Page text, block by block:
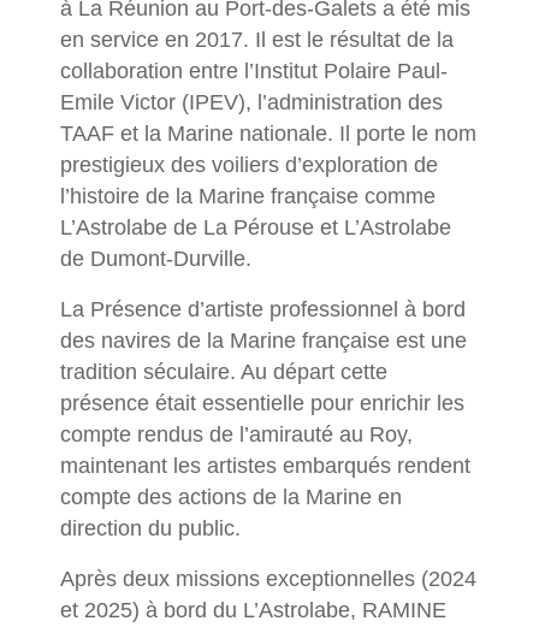
à La Réunion au Port-des-Galets a été mis
en service en 2017. Il est le résultat de la
collaboration entre l’Institut Polaire Paul-
Emile Victor (IPEV), l’administration des
TAAF et la Marine nationale. Il porte le nom
prestigieux des voiliers d’exploration de
l’histoire de la Marine française comme
L’Astrolabe de La Pérouse et L’Astrolabe
de Dumont-Durville.
La Présence d’artiste professionnel à bord
des navires de la Marine française est une
tradition séculaire. Au départ cette
présence était essentielle pour enrichir les
compte rendus de l’amirauté au Roy,
maintenant les artistes embarqués rendent
compte des actions de la Marine en
direction du public.
Après deux missions exceptionnelles (2024
et 2025) à bord du L’Astrolabe, RAMINE